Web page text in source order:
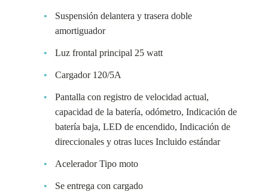
Suspensión delantera y trasera doble
amortiguador
Luz frontal principal 25 watt
Cargador 120/5A
Pantalla con registro de velocidad actual,
capacidad de la batería, odómetro, Indicación de
batería baja, LED de encendido, Indicación de
direccionales y otras luces Incluido estándar
Acelerador Tipo moto
Se entrega con cargado